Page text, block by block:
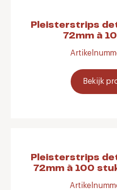
Pleisterstrips
72mm à
Bekijk
Pleisterstrips
72mm à 100